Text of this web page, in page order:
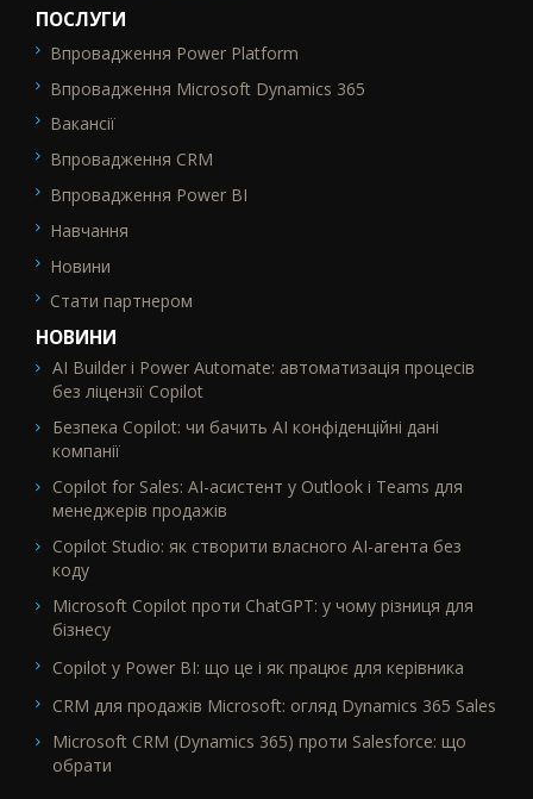
ПОСЛУГИ
SEO_FTR2
Впровадження Power Platform
Впровадження Microsoft Dynamics 365
Вакансії
Впровадження CRM
Впровадження Power BI
Навчання
Новини
Стати партнером
НОВИНИ
AI Builder і Power Automate: автоматизація процесів
без ліцензії Copilot
Безпека Copilot: чи бачить AI конфіденційні дані
компанії
Copilot for Sales: AI-асистент у Outlook і Teams для
менеджерів продажів
Copilot Studio: як створити власного AI-агента без
коду
Microsoft Copilot проти ChatGPT: у чому різниця для
бізнесу
Copilot у Power BI: що це і як працює для керівника
CRM для продажів Microsoft: огляд Dynamics 365 Sales
Microsoft CRM (Dynamics 365) проти Salesforce: що
обрати